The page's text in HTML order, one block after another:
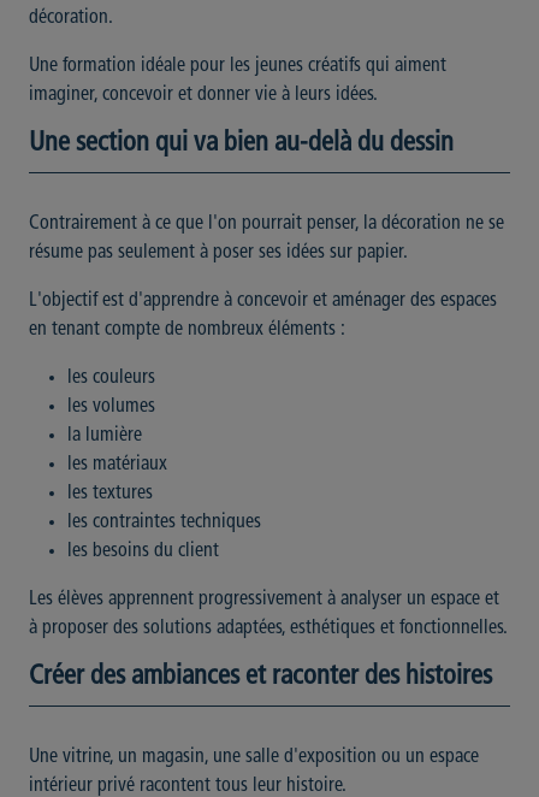
décoration.
Une formation idéale pour les jeunes créatifs qui aiment
imaginer, concevoir et donner vie à leurs idées.
Une section qui va bien au-delà du dessin
Contrairement à ce que l'on pourrait penser, la décoration ne se
résume pas seulement à poser ses idées sur papier.
L'objectif est d'apprendre à concevoir et aménager des espaces
en tenant compte de nombreux éléments :
les couleurs
les volumes
la lumière
les matériaux
les textures
les contraintes techniques
les besoins du client
Les élèves apprennent progressivement à analyser un espace et
à proposer des solutions adaptées, esthétiques et fonctionnelles.
Créer des ambiances et raconter des histoires
Une vitrine, un magasin, une salle d'exposition ou un espace
intérieur privé racontent tous leur histoire.